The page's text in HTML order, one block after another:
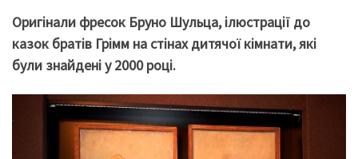
Оригінали фресок Бруно Шульца, ілюстрації до
казок братів Грімм на стінах дитячої кімнати, які
були знайдені у 2000 році.